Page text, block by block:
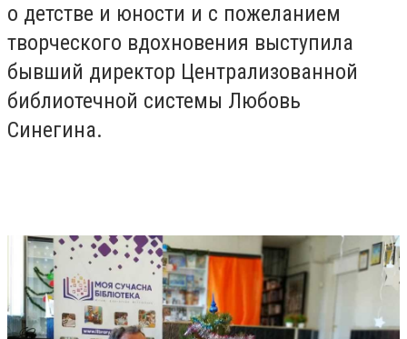
о детстве и юности и с пожеланием
творческого вдохновения выступила
бывший директор Централизованной
библиотечной системы Любовь
Синегина.